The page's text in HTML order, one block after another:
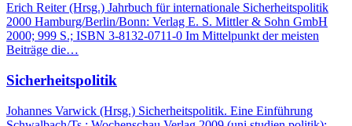
Erich Reiter (Hrsg.) Jahrbuch für internationale Sicherheitspolitik
2000 Hamburg/Berlin/Bonn: Verlag E. S. Mittler & Sohn GmbH
2000; 999 S.; ISBN 3-8132-0711-0 Im Mittelpunkt der meisten
Beiträge die…
Sicherheitspolitik
Johannes Varwick (Hrsg.) Sicherheitspolitik. Eine Einführung